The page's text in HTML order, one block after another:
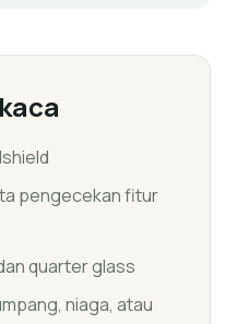
pengecekan fitur
quarter glass
niaga, atau